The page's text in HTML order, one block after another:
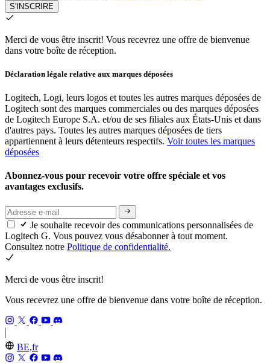
S'INSCRIRE
Merci de vous être inscrit! Vous recevrez une offre de bienvenue
dans votre boîte de réception.
Déclaration légale relative aux marques déposées
Logitech, Logi, leurs logos et toutes les autres marques déposées de
Logitech sont des marques commerciales ou des marques déposées
de Logitech Europe S.A. et/ou de ses filiales aux États-Unis et dans
d'autres pays. Toutes les autres marques déposées de tiers
appartiennent à leurs détenteurs respectifs. Voir toutes les marques
déposées
Abonnez-vous pour recevoir votre offre spéciale et vos
avantages exclusifs.
Je souhaite recevoir des communications personnalisées de
Logitech G. Vous pouvez vous désabonner à tout moment.
Consultez notre Politique de confidentialité.
Merci de vous être inscrit!
Vous recevrez une offre de bienvenue dans votre boîte de réception.
BE,fr